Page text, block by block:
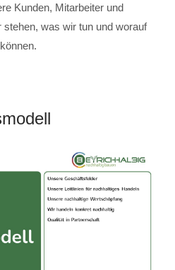
Kunden, Mitarbeiter und
was wir tun und worauf